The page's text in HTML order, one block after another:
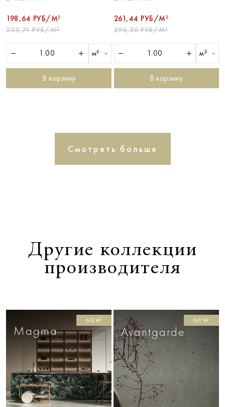
198,64 РУБ/М²
233,71 РУБ/М²
м²
В корзину
261,44 РУБ/М²
290,50 РУБ/М²
м²
В корзину
Смотреть больше
Другие коллекции
производителя
Magma
NEW
Avantgarde
NEW